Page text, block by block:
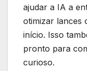
ajudar a IA a
otimizar lances
início. Isso
pronto para
curioso.